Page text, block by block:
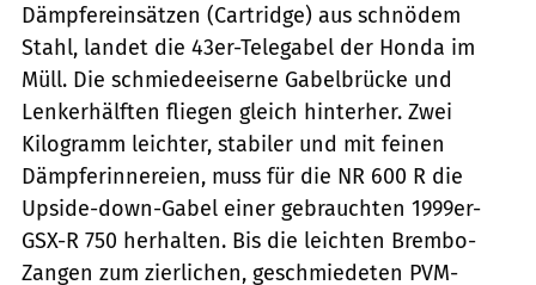
Dämpfereinsätzen (Cartridge) aus schnödem
Stahl, landet die 43er-Telegabel der Honda im
Müll. Die schmiedeeiserne Gabelbrücke und
Lenkerhälften fliegen gleich hinterher. Zwei
Kilogramm leichter, stabiler und mit feinen
Dämpferinnereien, muss für die NR 600 R die
Upside-down-Gabel einer gebrauchten 1999er-
GSX-R 750 herhalten. Bis die leichten Brembo-
Zangen zum zierlichen, geschmiedeten PVM-